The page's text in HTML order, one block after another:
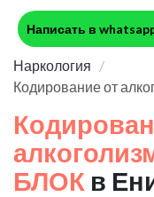
Написать в
Наркология
Кодирование от
БЛОК в